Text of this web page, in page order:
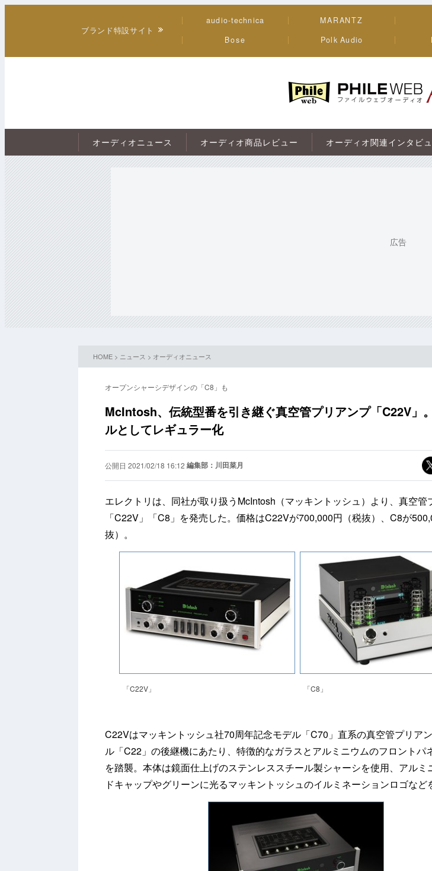
ブランド特設サイト
audio-technica MARANTZ
Bose
Polk Audio
PHILE WEB｜AV/オーディオ/ガ
オーディオニュース オーディオ商品レビュー オーディオ関連インタビ
HOME > ニュース > オーディオニュース
オープンシャーシデザインの「C8」も
McIntosh、伝統型番を引き継ぐ真空管プリアンプ「C22V」
ルとしてレギュラー化
公開日 2021/02/18 16:12 編集部：川田菜月
エレクトリは、同社が取り扱うMcIntosh（マッキントッシュ）より、真空管
「C22V」「C8」を発売した。価格はC22Vが700,000円（税抜）、C8が
抜）。
「C22V」 「C8」
C22Vはマッキントッシュ社70周年記念モデル「C70」直系の真空管プリア
ル「C22」の後継機にあたり、特徴的なガラスとアルミニウムのフロントパ
を踏襲。本体は鏡面仕上げのステンレススチール製シャーシを使用、アルミ
ドキャップやグリーンに光るマッキントッシュのイルミネーションロゴなど